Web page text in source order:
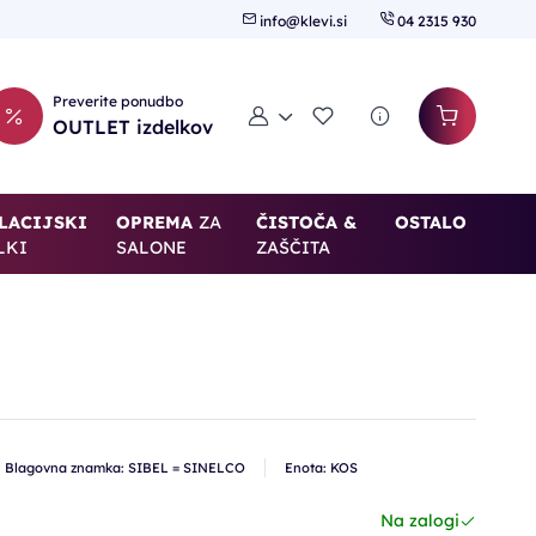
info@klevi.si 04 2315 930
Preverite ponudbo
OUTLET izdelkov Moj računSeznam želja
OPREMAZA
SALONE
ČISTOČA &
ZAŠČITA
OSTALO
Blagovna znamka: SIBEL = SINELCO Enota: KOS
Na zalogi